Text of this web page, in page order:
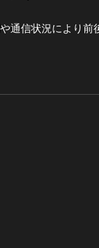
通信状況により前